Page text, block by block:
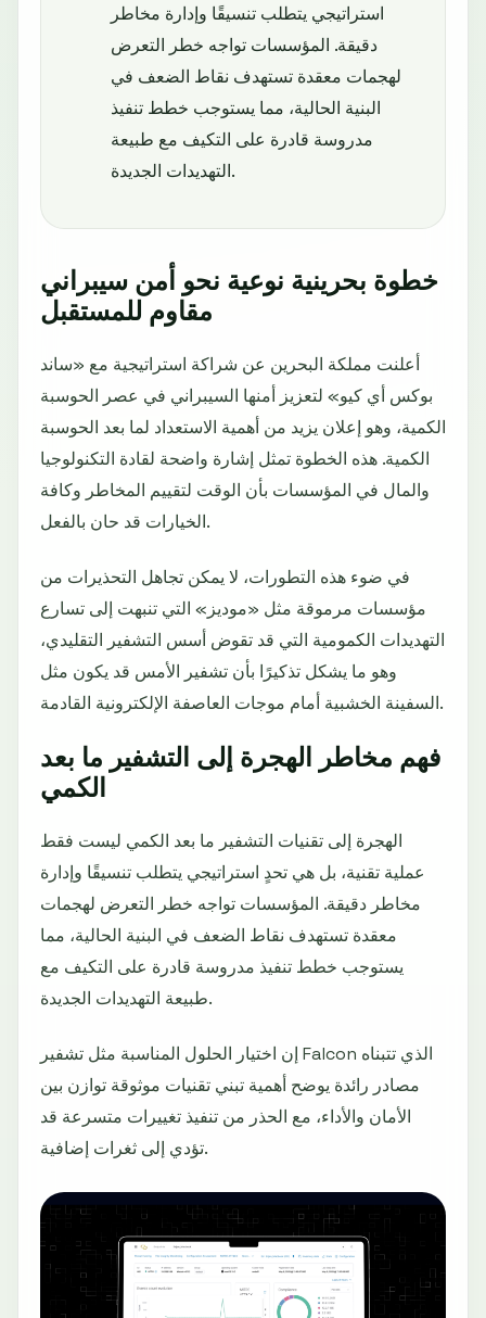
استراتيجي يتطلب تنسيقًا وإدارة مخاطر
دقيقة. المؤسسات تواجه خطر التعرض
لهجمات معقدة تستهدف نقاط الضعف في
البنية الحالية، مما يستوجب خطط تنفيذ
مدروسة قادرة على التكيف مع طبيعة
التهديدات الجديدة.
خطوة بحرينية نوعية نحو أمن سيبراني
مقاوم للمستقبل
أعلنت مملكة البحرين عن شراكة استراتيجية مع «ساند
بوكس أي كيو» لتعزيز أمنها السيبراني في عصر الحوسبة
الكمية، وهو إعلان يزيد من أهمية الاستعداد لما بعد الحوسبة
الكمية. هذه الخطوة تمثل إشارة واضحة لقادة التكنولوجيا
والمال في المؤسسات بأن الوقت لتقييم المخاطر وكافة
الخيارات قد حان بالفعل.
في ضوء هذه التطورات، لا يمكن تجاهل التحذيرات من
مؤسسات مرموقة مثل «موديز» التي تنبهت إلى تسارع
التهديدات الكمومية التي قد تقوض أسس التشفير التقليدي،
وهو ما يشكل تذكيرًا بأن تشفير الأمس قد يكون مثل
السفينة الخشبية أمام موجات العاصفة الإلكترونية القادمة.
فهم مخاطر الهجرة إلى التشفير ما بعد
الكمي
الهجرة إلى تقنيات التشفير ما بعد الكمي ليست فقط
عملية تقنية، بل هي تحدٍ استراتيجي يتطلب تنسيقًا وإدارة
مخاطر دقيقة. المؤسسات تواجه خطر التعرض لهجمات
معقدة تستهدف نقاط الضعف في البنية الحالية، مما
يستوجب خطط تنفيذ مدروسة قادرة على التكيف مع
طبيعة التهديدات الجديدة.
إن اختيار الحلول المناسبة مثل تشفير Falcon الذي تتبناه
مصادر رائدة يوضح أهمية تبني تقنيات موثوقة توازن بين
الأمان والأداء، مع الحذر من تنفيذ تغييرات متسرعة قد
تؤدي إلى ثغرات إضافية.